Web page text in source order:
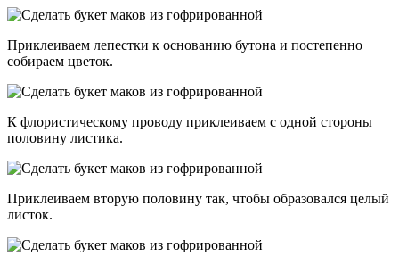
Приклеиваем лепестки к основанию бутона и постепенно
собираем цветок.
К флористическому проводу приклеиваем с одной стороны
половину листика.
Приклеиваем вторую половину так, чтобы образовался целый
листок.